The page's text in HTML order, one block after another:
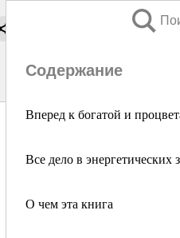
Содержание
Вперед к богатой и
Все дело в энергетических
О чем эта книга